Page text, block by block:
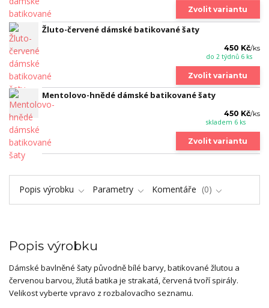
Zvolit variantu
Žluto-červené dámské batikované šaty
450 Kč/ks
do 2 týdnů 6 ks
Zvolit variantu
Mentolovo-hnědé dámské batikované šaty
450 Kč/ks
skladem 6 ks
Zvolit variantu
Popis výrobku Parametry Komentáře 0
Popis výrobku
Dámské bavlněné šaty původně bílé barvy, batikované žlutou a
červenou barvou, žlutá batika je strakatá, červená tvoří spirály.
Velikost vyberte vpravo z rozbalovacího seznamu.